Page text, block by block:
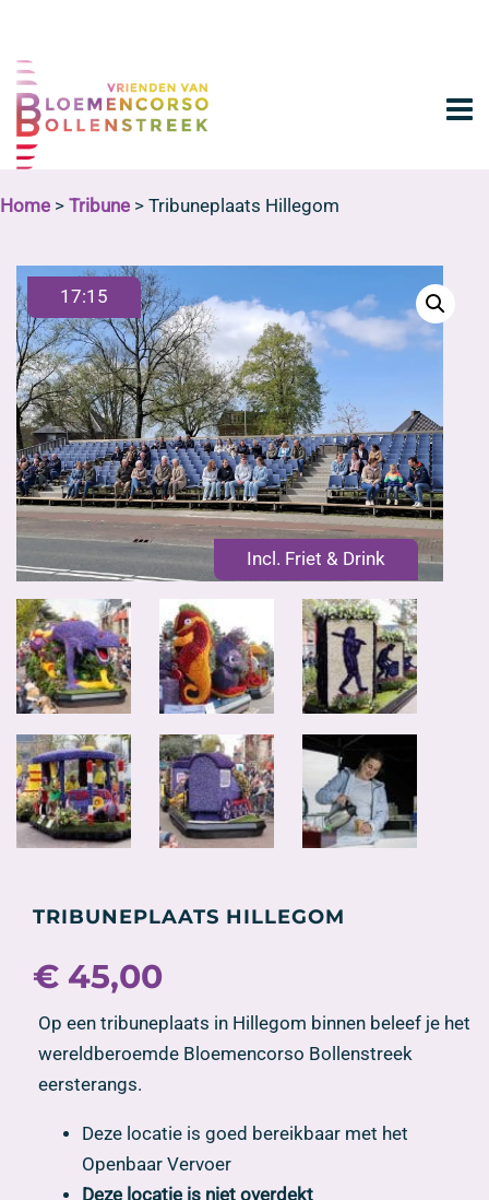
Home > Tribune > Tribuneplaats Hillegom
17:15
Incl. Friet & Drink
TRIBUNEPLAATS HILLEGOM
€ 45,00
Op een tribuneplaats in Hillegom binnen beleef je het
wereldberoemde Bloemencorso Bollenstreek
eersterangs.
Deze locatie is goed bereikbaar met het
Openbaar Vervoer
Deze locatie is niet overdekt